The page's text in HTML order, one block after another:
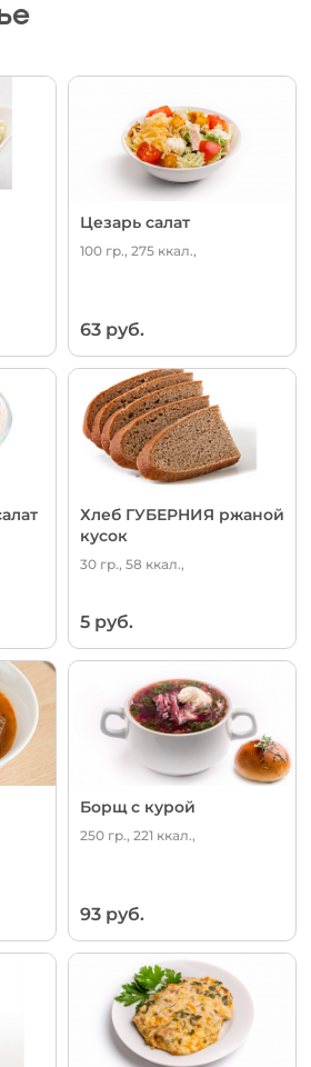
Цезарь салат
100 гр., 275 ккал.,
63 руб.
Хлеб ГУБЕРНИЯ ржаной
кусок
30 гр., 58 ккал.,
5 руб.
Борщ с курой
250 гр., 221 ккал.,
93 руб.